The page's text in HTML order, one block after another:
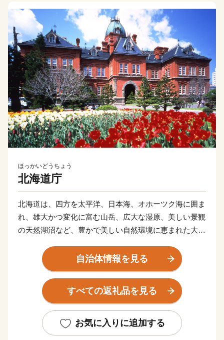
ほっかいどうちょう
北海道庁
北海道は、四方を太平洋、日本海、オホーツク海に囲ま
れ、雄大かつ変化に富む山岳、広大な湿原、美しい景観
の天然湖沼など、豊かで美しい自然環境に恵まれた大地
温帯気候の北限であると同時に、亜寒帯気候の南限に位
置し、年間の平均気温は６～10℃程度、平均降水量は
700～1,700mm程度と、冷涼低湿で梅雨や台風の影響も
ほとんどありません。
が咲くさわやかな夏。川にサケが遡上し、山々が赤や黄
に染まる紅葉の秋。そして、スキー、スケート、スノー
自治体情報を見る
すべての返礼品を見る
お気に入りに追加する